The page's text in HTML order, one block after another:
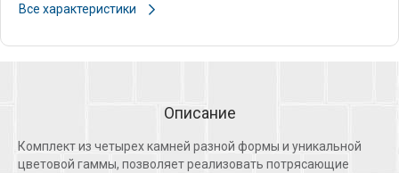
Все характеристики
Описание
Комплект из четырех камней разной формы и уникальной
цветовой гаммы, позволяет реализовать потрясающие